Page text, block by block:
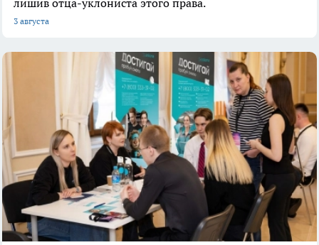
лишив отца-уклониста этого права.
3 августа